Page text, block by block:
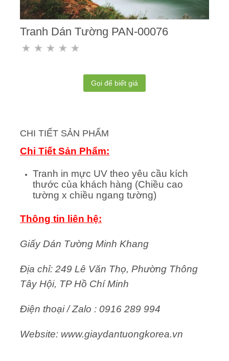
Tranh Dán Tường PAN-00076
Gọi để biết giá
CHI TIẾT SẢN PHẨM
Chi Tiết Sản Phẩm:
Tranh in mực UV theo yêu cầu kích
thước của khách hàng (Chiều cao
tường x chiều ngang tường)
Thông tin liên hệ:
Giấy Dán Tường Minh Khang
Địa chỉ: 249 Lê Văn Thọ, Phường Thông
Tây Hội, TP Hồ Chí Minh
Điện thoại / Zalo : 0916 289 994
Website: www.giaydantuongkorea.vn